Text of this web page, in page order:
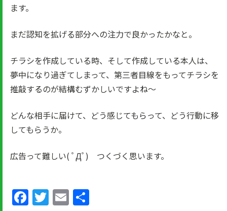
ます。
まだ認知を拡げる部分への注力で良かったかなと。
チラシを作成している時、そして作成している本人は、
夢中になり過ぎてしまって、第三者目線をもってチラシを
推敲するのが結構むずかしいですよね～
どんな相手に届けて、どう感じてもらって、どう行動に移
してもらうか。
広告って難しい( ﾟДﾟ) つくづく思います。
Facebook
Twitter
Email